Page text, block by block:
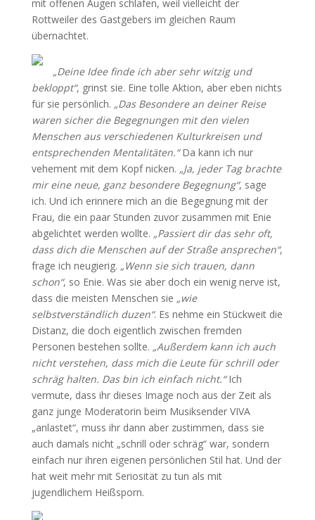
mit offenen Augen schlafen, weil vielleicht der
Rottweiler des Gastgebers im gleichen Raum
übernachtet.
„Deine Idee finde ich aber sehr witzig und
bekloppt“, grinst sie. Eine tolle Aktion, aber eben nichts
für sie persönlich. „Das Besondere an deiner Reise
waren sicher die Begegnungen mit den vielen
Menschen aus verschiedenen Kulturkreisen und
entsprechenden Mentalitäten.“Da kann ich nur
vehement mit dem Kopf nicken. „Ja, jeder Tag brachte
mir eine neue, ganz besondere Begegnung“, sage
ich. Und ich erinnere mich an die Begegnung mit der
Frau, die ein paar Stunden zuvor zusammen mit Enie
abgelichtet werden wollte. „Passiert dir das sehr oft,
dass dich die Menschen auf der Straße ansprechen“,
frage ich neugierig. „Wenn sie sich trauen, dann
schon“, so Enie. Was sie aber doch ein wenig nerve ist,
dass die meisten Menschen sie „wie
selbstverständlich duzen“. Es nehme ein Stückweit die
Distanz, die doch eigentlich zwischen fremden
Personen bestehen sollte. „Außerdem kann ich auch
nicht verstehen, dass mich die Leute für schrill oder
schräg halten. Das bin ich einfach nicht.“Ich
vermute, dass ihr dieses Image noch aus der Zeit als
ganz junge Moderatorin beim Musiksender VIVA
„anlastet“, muss ihr dann aber zustimmen, dass sie
auch damals nicht „schrill oder schräg“ war, sondern
einfach nur ihren eigenen persönlichen Stil hat. Und der
hat weit mehr mit Seriosität zu tun als mit
jugendlichem Heißsporn.